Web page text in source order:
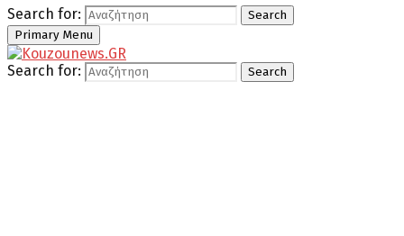
Search for:
Search
Primary Menu
Search for: Search